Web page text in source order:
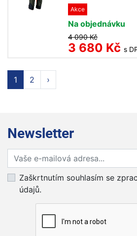
Akce
Na objednávku
4 090 Kč
3 680 Kč s
1 2 ›
Newsletter
Přihlaste se k odběru novinek
Zaškrtnutím souhlasím se
údajů.